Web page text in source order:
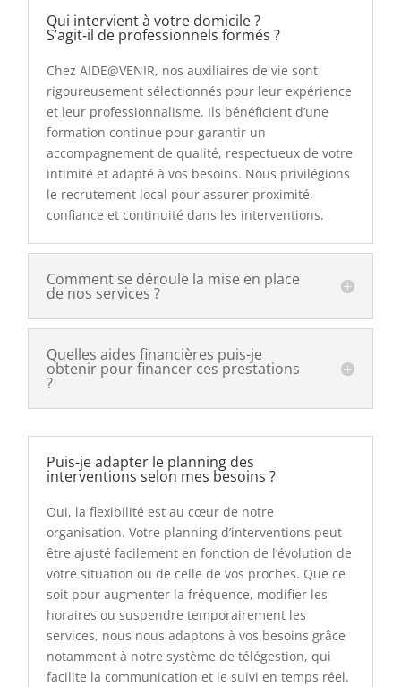
Qui intervient à votre domicile ?
S’agit‑il de professionnels formés ?
Chez AIDE@VENIR, nos auxiliaires de vie sont
rigoureusement sélectionnés pour leur expérience
et leur professionnalisme. Ils bénéficient d’une
formation continue pour garantir un
accompagnement de qualité, respectueux de votre
intimité et adapté à vos besoins. Nous privilégions
le recrutement local pour assurer proximité,
confiance et continuité dans les interventions.
Comment se déroule la mise en place
de nos services ?
Quelles aides financières puis-je
obtenir pour financer ces prestations
?
Puis-je adapter le planning des
interventions selon mes besoins ?
Oui, la flexibilité est au cœur de notre
organisation. Votre planning d’interventions peut
être ajusté facilement en fonction de l’évolution de
votre situation ou de celle de vos proches. Que ce
soit pour augmenter la fréquence, modifier les
horaires ou suspendre temporairement les
services, nous nous adaptons à vos besoins grâce
notamment à notre système de télégestion, qui
facilite la communication et le suivi en temps réel.